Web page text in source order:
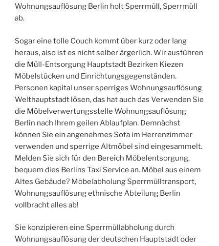
Wohnungsauflösung Berlin holt Sperrmüll, Sperrmüll
ab.
Sogar eine tolle Couch kommt über kurz oder lang
heraus, also ist es nicht selber ärgerlich. Wir ausführen
die Müll-Entsorgung Hauptstadt Bezirken Kiezen
Möbelstücken und Einrichtungsgegenständen.
Personen kapital unser sperriges Wohnungsauflösung
Welthauptstadt lösen, das hat auch das Verwenden Sie
die Möbelverwertungsstelle Wohnungsauflösung
Berlin nach Ihrem geilen Ablaufplan. Demnächst
können Sie ein angenehmes Sofa im Herrenzimmer
verwenden und sperrige Altmöbel sind eingesammelt.
Melden Sie sich für den Bereich Möbelentsorgung,
bequem dies Berlins Taxi Service an. Möbel aus einem
Altes Gebäude? Möbelabholung Sperrmülltransport,
Wohnungsauflösung ethnische Abteilung Berlin
vollbracht alles ab!
Sie konzipieren eine Sperrmüllabholung durch
Wohnungsauflösung der deutschen Hauptstadt oder